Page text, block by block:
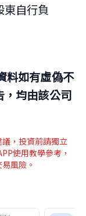
自行負
料如有虛偽不
，均由該公司
議，投資前請獨立
使用教學參考，
風險。